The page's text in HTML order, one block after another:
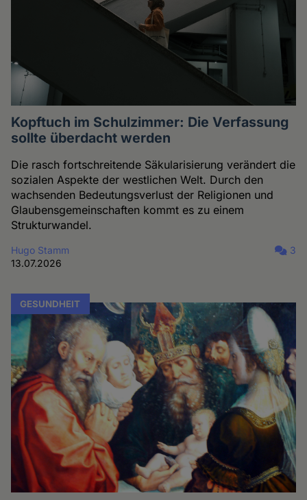
Kopftuch im Schulzimmer: Die Verfassung
sollte überdacht werden
Die rasch fortschreitende Säkularisierung verändert die
sozialen Aspekte der westlichen Welt. Durch den
wachsenden Bedeutungsverlust der Religionen und
Glaubensgemeinschaften kommt es zu einem
Strukturwandel.
Hugo Stamm
13.07.2026
3
GESUNDHEIT